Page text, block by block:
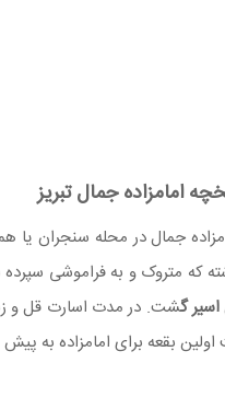
امامزاده جمال تبریز
جمال در محله سنجران یا
که متروک و به فراموشی
گشت. در مدت اسارت قل و
بقعه برای امامزاده به